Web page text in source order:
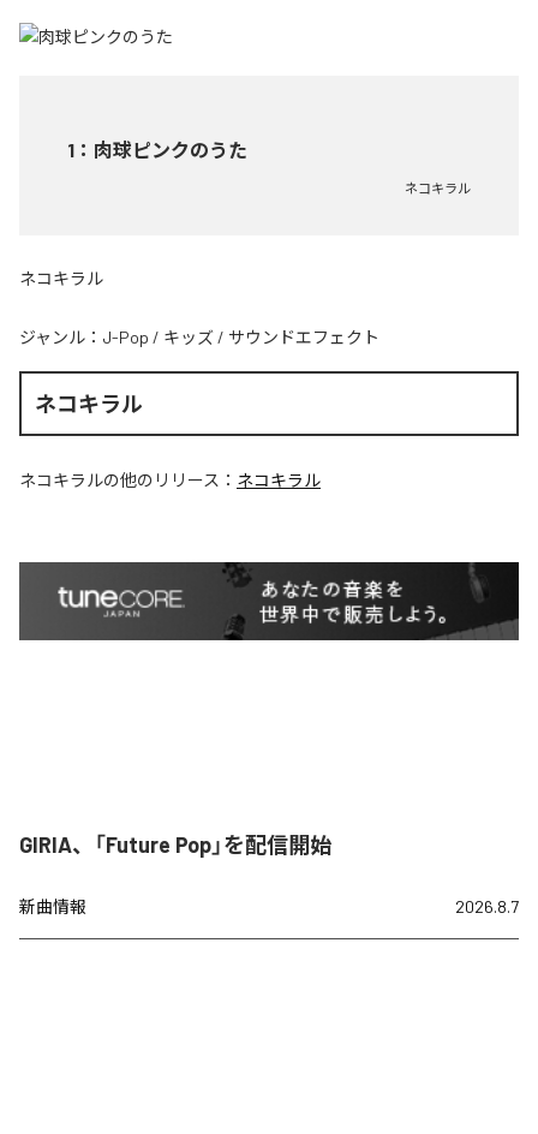
1 ： 肉球ピンクのうた
ネコキラル
ネコキラル
ジャンル： J-Pop / キッズ / サウンドエフェクト
ネコキラル
ネコキラルの他のリリース： ネコキラル
GIRIA、「Future Pop」を配信開始
新曲情報 2026.8.7